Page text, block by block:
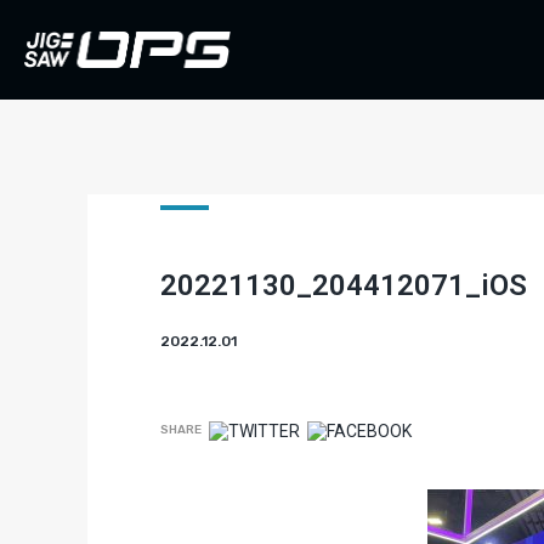
20221130_204412071_iOS
2022.12.01
SHARE